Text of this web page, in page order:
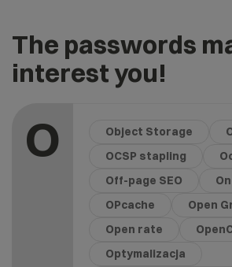
The passwords
interest you!
O Object Storage
OCSP stapling
Off-page SEO
OPcache
Open
Open rate
Optymalizacja